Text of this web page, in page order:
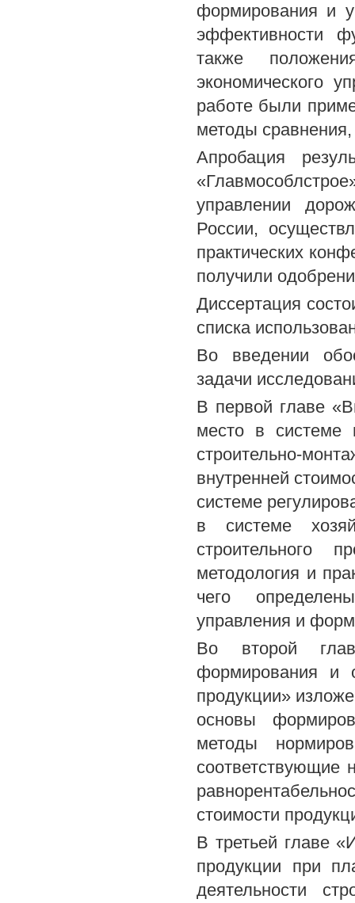
формирования и
эффективности
также
экономического
работе были
методы сравнения,
Апробация
управлении
России,
практических
получили
Диссертация
списка
Во введении
задачи
В первой главе
место в системе
строительно-
внутренней
системе
в системе
строительного
методология и
чего
управления и
Во второй
формирования и
продукции»
основы
методы
соответствующие
стоимости
В третьей главе
продукции при
деятельности